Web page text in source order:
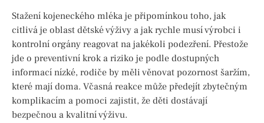
Stažení kojeneckého mléka je připomínkou toho, jak
citlivá je oblast dětské výživy a jak rychle musí výrobci i
kontrolní orgány reagovat na jakékoli podezření. Přestože
jde o preventivní krok a riziko je podle dostupných
informací nízké, rodiče by měli věnovat pozornost šaržím,
které mají doma. Včasná reakce může předejít zbytečným
komplikacím a pomoci zajistit, že děti dostávají
bezpečnou a kvalitní výživu.